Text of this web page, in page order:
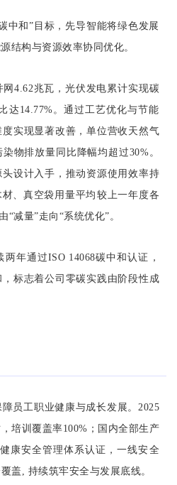
中和”目标，先导智能将绿色发展
结构与资源效率协同优化。
4.62兆瓦，光伏发电累计实现碳
达14.77%。通过工艺优化与节能
实现显著改善，单位营收天然气
物排放量同比降幅均超过30%。
设计入手，推动资源使用效率持
、真空袋用量平均较上一年度各
“减量”走向“系统优化”。
年通过ISO 14068碳中和认证，
标志着公司零碳实践由阶段性成
员工职业健康与成长发展。2025
培训覆盖率100%；国内全部生产
康安全管理体系认证，一线安全
盖, 持续筑牢安全与发展底线。